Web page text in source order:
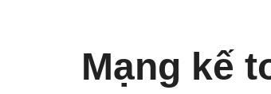
Mạng kế